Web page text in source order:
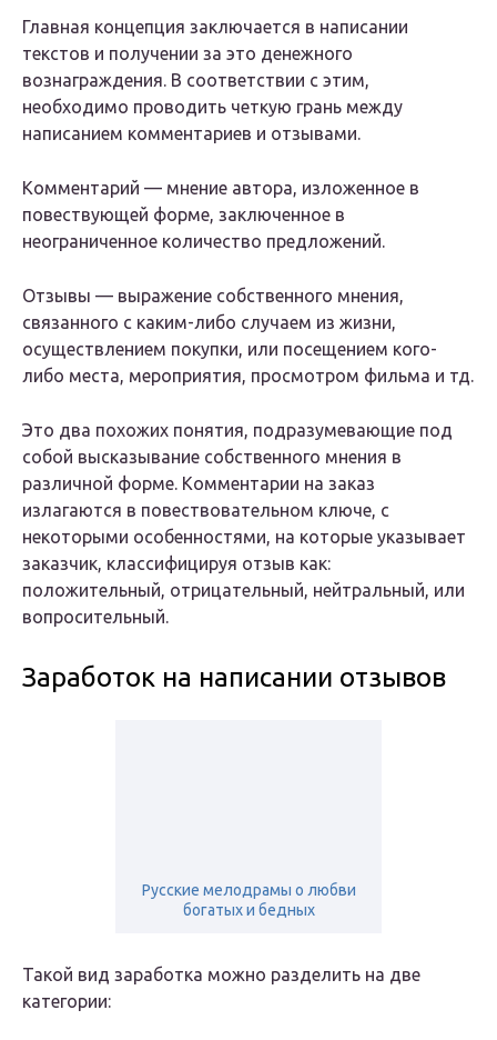
Главная концепция заключается в написании
текстов и получении за это денежного
вознаграждения. В соответствии с этим,
необходимо проводить четкую грань между
написанием комментариев и отзывами.
Комментарий — мнение автора, изложенное в
повествующей форме, заключенное в
неограниченное количество предложений.
Отзывы — выражение собственного мнения,
связанного с каким-либо случаем из жизни,
осуществлением покупки, или посещением кого-
либо места, мероприятия, просмотром фильма и тд.
Это два похожих понятия, подразумевающие под
собой высказывание собственного мнения в
различной форме. Комментарии на заказ
излагаются в повествовательном ключе, с
некоторыми особенностями, на которые указывает
заказчик, классифицируя отзыв как:
положительный, отрицательный, нейтральный, или
вопросительный.
Заработок на написании отзывов
Русские мелодрамы о любви
богатых и бедных
Такой вид заработка можно разделить на две
категории: